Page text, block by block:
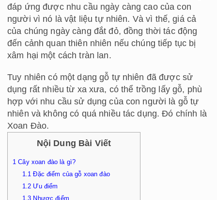
đáp ứng được nhu cầu ngày càng cao của con
người vì nó là vật liệu tự nhiên. Và vì thế, giá cả
của chúng ngày càng đắt đỏ, đồng thời tác động
đến cảnh quan thiên nhiên nếu chúng tiếp tục bị
xâm hại một cách tràn lan.
Tuy nhiên có một dạng gỗ tự nhiên đã được sử
dụng rất nhiều từ xa xưa, có thể trồng lấy gỗ, phù
hợp với nhu cầu sử dụng của con người là gỗ tự
nhiên và không có quá nhiều tác dụng. Đó chính là
Xoan Đào.
Nội Dung Bài Viết
1 Cây xoan đào là gì?
1.1 Đặc điểm của gỗ xoan đào
1.2 Ưu điểm
1.3 Nhược điểm